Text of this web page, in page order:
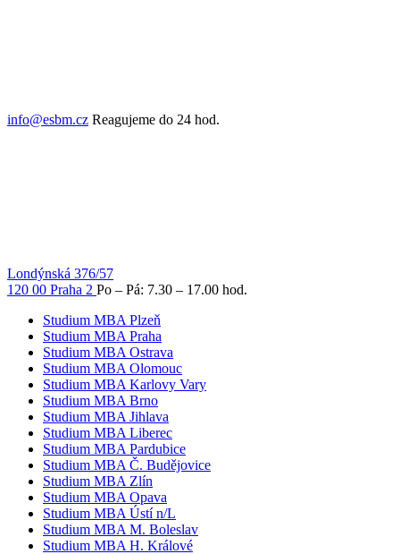
info@esbm.cz Reagujeme do 24 hod.
Londýnská 376/57
120 00 Praha 2 Po – Pá: 7.30 – 17.00 hod.
Studium MBA Plzeň
Studium MBA Praha
Studium MBA Ostrava
Studium MBA Olomouc
Studium MBA Karlovy Vary
Studium MBA Brno
Studium MBA Jihlava
Studium MBA Liberec
Studium MBA Pardubice
Studium MBA Č. Budějovice
Studium MBA Zlín
Studium MBA Opava
Studium MBA Ústí n/L
Studium MBA M. Boleslav
Studium MBA H. Králové